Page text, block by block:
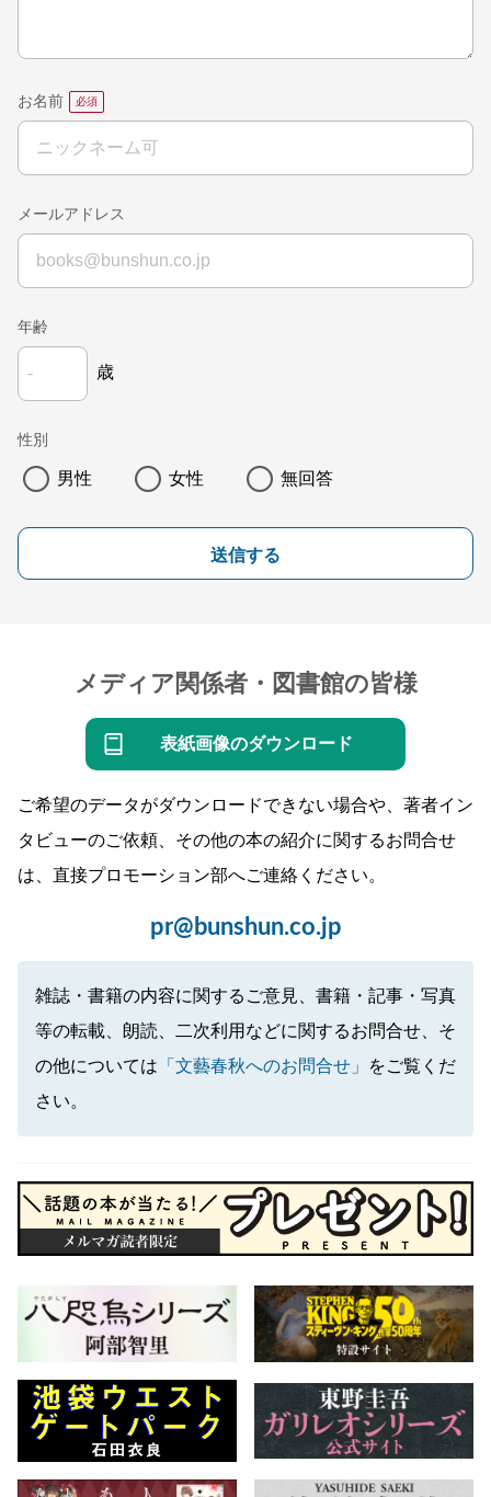
お名前
メールアドレス
年齢
歳
性別
男性 女性 無回答
送信する
メディア関係者・図書館の皆様
表紙画像のダウンロード
ご希望のデータがダウンロードできない場合や、著者イン
タビューのご依頼、その他の本の紹介に関するお問合せ
は、直接プロモーション部へご連絡ください。
pr@bunshun.co.jp
雑誌・書籍の内容に関するご意見、書籍・記事・写真
等の転載、朗読、二次利用などに関するお問合せ、そ
の他については 「文藝春秋へのお問合せ」
をご覧くだ
さい。